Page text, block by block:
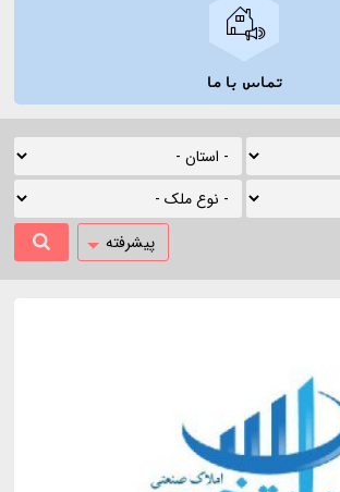
تماس با ما
پیشرفته